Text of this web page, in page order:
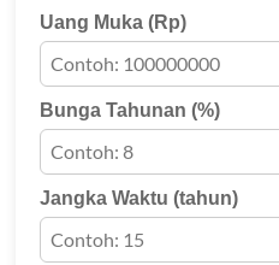
Uang Muka (Rp)
Bunga Tahunan (%)
Jangka Waktu (tahun)